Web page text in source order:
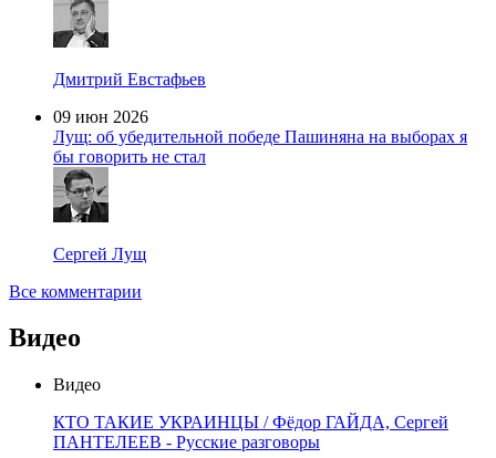
Дмитрий Евстафьев
09 июн 2026
Лущ: об убедительной победе Пашиняна на выборах я
бы говорить не стал
Сергей Лущ
Все комментарии
Видео
Видео
КТО ТАКИЕ УКРАИНЦЫ / Фёдор ГАЙДА, Сергей
ПАНТЕЛЕЕВ - Русские разговоры